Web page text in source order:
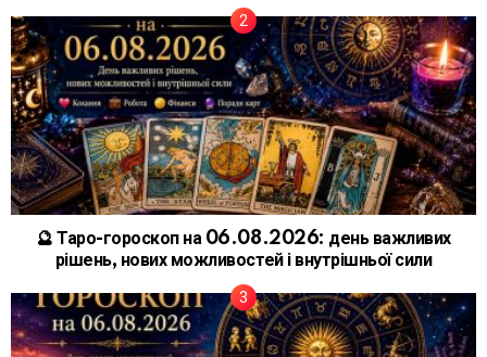
🔮 Таро-гороскоп на 06.08.2026: день важливих
рішень, нових можливостей і внутрішньої сили